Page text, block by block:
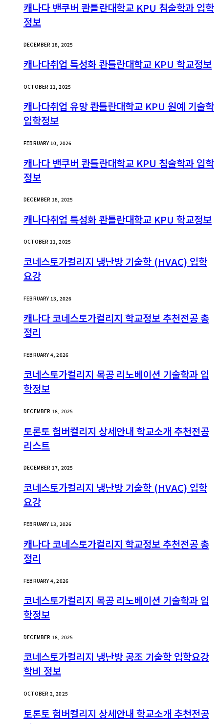
캐나다 밴쿠버 콴틀란대학교 KPU 침술학과 입학
정보
DECEMBER 18, 2025
캐나다취업 특성화 콴틀란대학교 KPU 학교정보
OCTOBER 11, 2025
캐나다취업 유망 콴틀란대학교 KPU 원예 기술학
입학정보
FEBRUARY 10, 2026
캐나다 밴쿠버 콴틀란대학교 KPU 침술학과 입학
정보
DECEMBER 18, 2025
캐나다취업 특성화 콴틀란대학교 KPU 학교정보
OCTOBER 11, 2025
코네스토가컬리지 냉난방 기술학 (HVAC) 입학
요강
FEBRUARY 13, 2026
캐나다 코네스토가컬리지 학교정보 추천전공 총
정리
FEBRUARY 4, 2026
코네스토가컬리지 목공 리노베이션 기술학과 입
학정보
DECEMBER 18, 2025
토론토 험버컬리지 상세안내 학교소개 추천전공
리스트
DECEMBER 17, 2025
코네스토가컬리지 냉난방 기술학 (HVAC) 입학
요강
FEBRUARY 13, 2026
캐나다 코네스토가컬리지 학교정보 추천전공 총
정리
FEBRUARY 4, 2026
코네스토가컬리지 목공 리노베이션 기술학과 입
학정보
DECEMBER 18, 2025
코네스토가컬리지 냉난방 공조 기술학 입학요강
학비 정보
OCTOBER 2, 2025
토론토 험버컬리지 상세안내 학교소개 추천전공